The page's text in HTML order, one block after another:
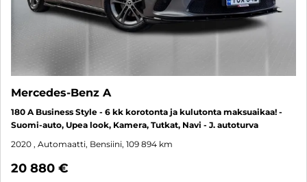
Mercedes-Benz A
180 A Business Style - 6 kk korotonta ja kulutonta maksuaikaa! -
Suomi-auto, Upea look, Kamera, Tutkat, Navi - J. autoturva
2020 , Automaatti, Bensiini, 109 894 km
20 880 €